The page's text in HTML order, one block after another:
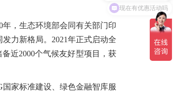
，生态环境部会同有关部门印
力新格局。2021年正式启动全
近2000个气候友好型项目，获
家标准建设、绿色金融智库服